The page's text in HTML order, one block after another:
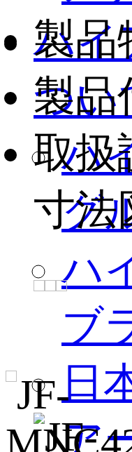
ハイ
つい
ハ
グ
ハ
ブ
日
ア
製品
製品
取扱
寸法